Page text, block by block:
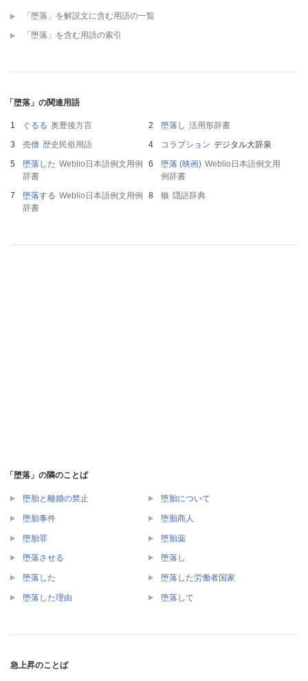
「堕落」を解説文に含む用語の一覧
「堕落」を含む用語の索引
「堕落」の関連用語
ぐるる 奥豊後方言 堕落し 活用形辞書
売僧 歴史民俗用語 コラプション デジタル大辞泉
堕落した Weblio日本語例文用例
辞書
堕落 (映画) Weblio日本語例文用
例辞書
堕落する Weblio日本語例文用例
辞書
狼 隠語辞典
「堕落」の隣のことば
堕胎と離婚の禁止 堕胎について
堕胎事件 堕胎商人
堕胎罪 堕胎薬
堕落させる 堕落し
堕落した 堕落した労働者国家
堕落した理由 堕落して
急上昇のことば